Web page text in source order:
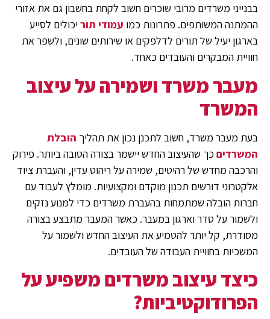
בבנייני משרדים מרובי שוכרים חשוב לקחת בחשבון גם את אזורי
ההמתנה המשותפים. פתרונות כמו עמודי תוריכולים לסייע
בארגון יעיל של תורים לדלפקים או שירותים שונים, ולשפר את
חוויית המבקרים והעובדים כאחד.
מעבר משרד ושמירה על עיצוב
המשרד
בעת מעבר משרד, חשוב לתכנן נכון את תהליך הובלת
המשרדים כך שהעיצוב החדש יישמר בצורה הטובה ביותר. פירוק
והרכבה מחדש של רהיטים, שמירה על ריהוט עדין, והעברת ציוד
אלקטרוני דורשים תכנון מוקדם ומקצועיות. מומלץ לעבוד עם
חברות הובלה שמתמחות בהעברת משרדים כדי למנוע נזקים
ולשמור על סדר וארגון במעבר. כאשר המעבר מתבצע בצורה
מסודרת, קל יותר להטמיע את העיצוב החדש ולשמור על
המשכיות בחוויית העבודה של העובדים.
כיצד עיצוב משרדים משפיע על
הפרודוקטיביות?